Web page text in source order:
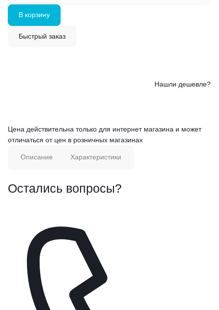
В корзину
Быстрый заказ
Нашли дешевле?
Цена действительна только для интернет магазина и может
отличаться от цен в розничных магазинах
Описание Характеристики
Остались вопросы?